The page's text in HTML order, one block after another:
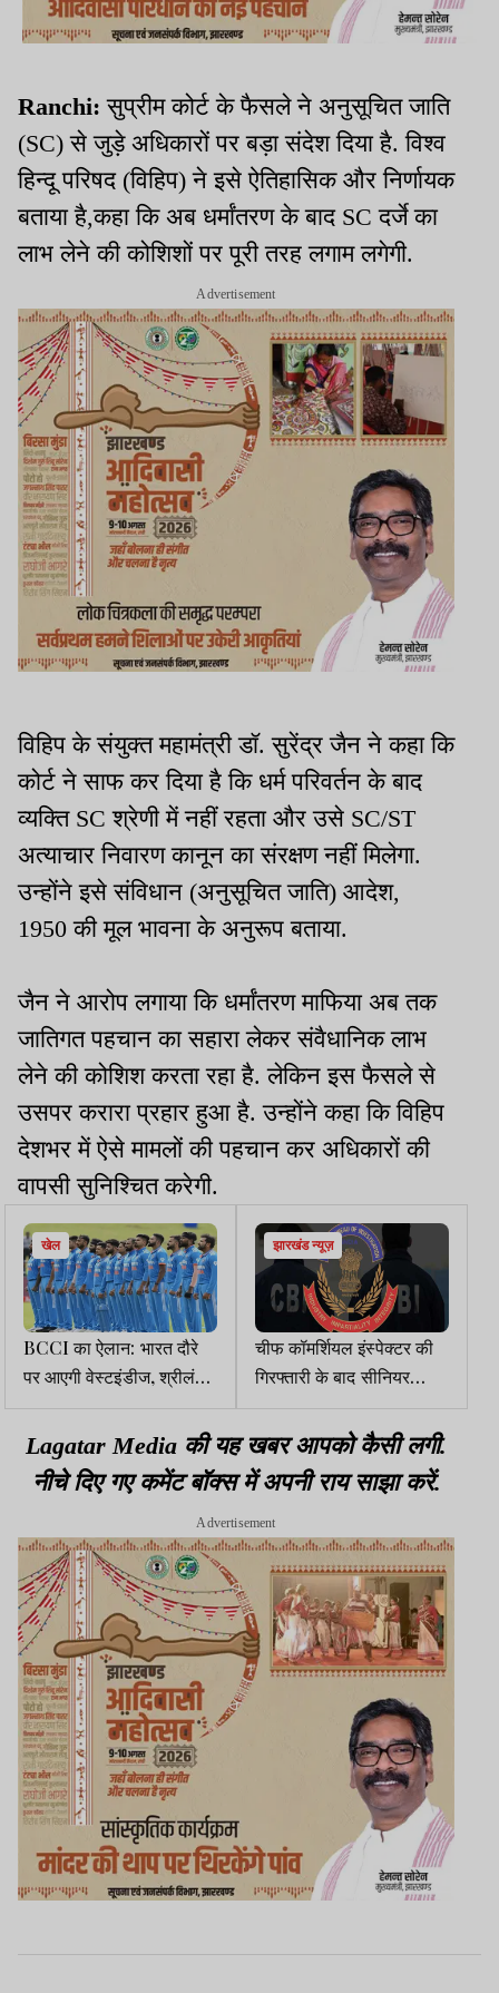
Ranchi:सुप्रीम कोर्ट के फैसले ने अनुसूचित जाति
(SC) से जुड़े अधिकारों पर बड़ा संदेश दिया है. विश्व
हिन्दू परिषद (विहिप) ने इसे ऐतिहासिक और निर्णायक
बताया है,कहा कि अब धर्मांतरण के बाद SC दर्जे का
लाभ लेने की कोशिशों पर पूरी तरह लगाम लगेगी.
Advertisement
विहिप के संयुक्त महामंत्री डॉ. सुरेंद्र जैन ने कहा कि
कोर्ट ने साफ कर दिया है कि धर्म परिवर्तन के बाद
व्यक्ति SC श्रेणी में नहीं रहता और उसे SC/ST
अत्याचार निवारण कानून का संरक्षण नहीं मिलेगा.
उन्होंने इसे संविधान (अनुसूचित जाति) आदेश,
1950 की मूल भावना के अनुरूप बताया.
जैन ने आरोप लगाया कि धर्मांतरण माफिया अब तक
जातिगत पहचान का सहारा लेकर संवैधानिक लाभ
लेने की कोशिश करता रहा है. लेकिन इस फैसले से
उसपर करारा प्रहार हुआ है. उन्होंने कहा कि विहिप
देशभर में ऐसे मामलों की पहचान कर अधिकारों की
वापसी सुनिश्चित करेगी.
खेल
BCCI का ऐलान: भारत दौरे
पर आएगी वेस्टइंडीज, श्रीलंका,
जिम्बाब्वे, ऑस्ट्रेलिया टीम
झारखंड न्यूज़
चीफ कॉमर्शियल इंस्पेक्टर की
गिरफ्तारी के बाद सीनियर
DCM का तबादला
Lagatar Media की यह खबर आपको कैसी लगी.
नीचे दिए गए कमेंट बॉक्स में अपनी राय साझा करें.
Advertisement